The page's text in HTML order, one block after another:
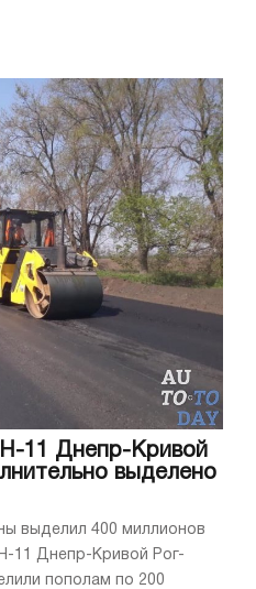
11 Днепр-Кривой
выделено
выделил 400 миллионов
11 Днепр-Кривой Рог-
пополам по 200